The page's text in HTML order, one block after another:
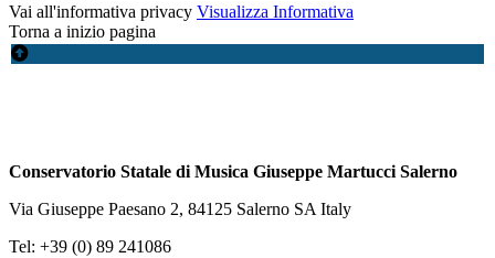
Vai all'informativa privacy Visualizza Informativa
Torna a inizio pagina
Conservatorio Statale di Musica Giuseppe Martucci Salerno
Via Giuseppe Paesano 2, 84125 Salerno SA Italy
Tel: +39 (0) 89 241086